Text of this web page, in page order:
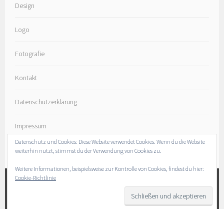
Design
Logo
Fotografie
Kontakt
Datenschutzerklärung
Impressum
INSTAGRAM
Datenschutz und Cookies: Diese Website verwendet Cookies. Wenn du die Website
weiterhin nutzt, stimmst du der Verwendung von Cookies zu.
Weitere Informationen, beispielsweise zur Kontrolle von Cookies, findest du hier:
Cookie-Richtlinie